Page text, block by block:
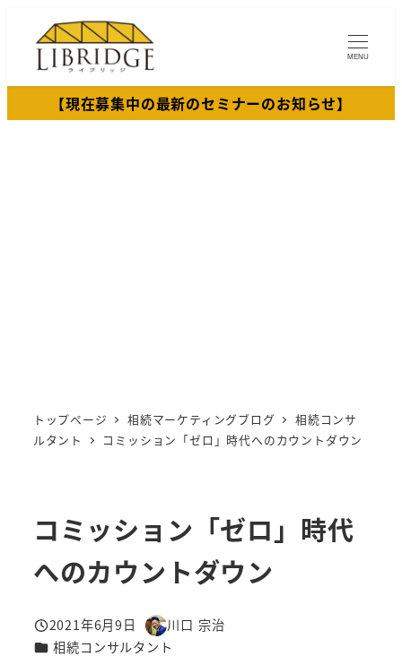
ン
MENU
【現在募集中の最新のセミナーのお知らせ】
トップページ 相続マーケティングブログ
相続コンサ
ルタント
コミッション「ゼロ」時代へのカウントダウン
コミッション「ゼロ」時代
へのカウントダウン
投稿日
2021年6月9日
著
者
川口 宗治
カテゴリー
相続コンサルタント